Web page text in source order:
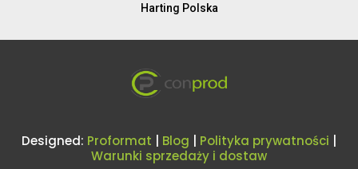
Harting Polska
Designed: Proformat Blog Polityka prywatności
Warunki sprzedaży i dostaw